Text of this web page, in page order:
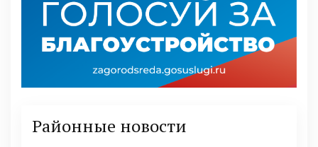
Районные новости